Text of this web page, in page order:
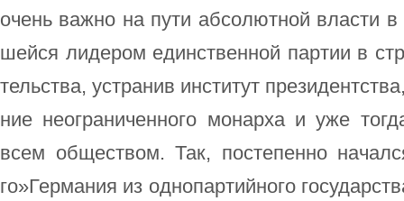
очень важ­но на пу­ти аб­со­лют­ной вла­сти
шей­ся ли­де­ром един­ст­вен­ной пар­тии в
тель­ст­ва, уст­ра­нив ин­сти­тут
ние не­ог­ра­ни­чен­но­го мо­нар­ха и уже
всем об­ще­ст­вом. Так, по­сте­пен­но
го»Гер­ма­ния из од­но­пар­тий­но­го